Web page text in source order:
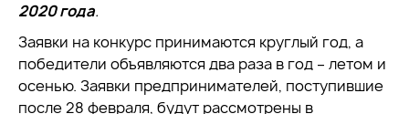
2020 года.
Заявки на конкурс принимаются круглый год, а
победители объявляются два раза в год – летом и
осенью. Заявки предпринимателей, поступившие
после 28 февраля, будут рассмотрены в